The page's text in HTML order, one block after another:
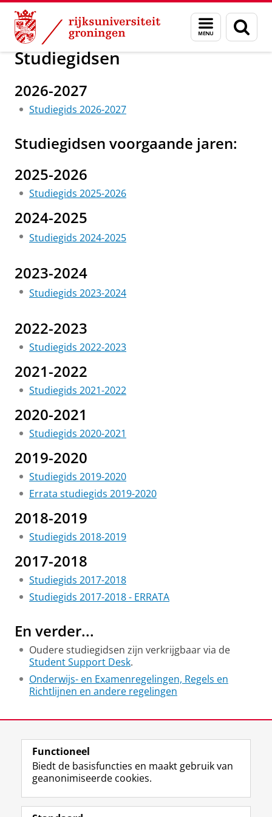
Skip
Content
Skip
Navigation
Menu
en
zoeken
Over ons Onderwijs
Studiegidsen
2026-2027
Studiegids 2026-2027
Studiegidsen voorgaande jaren:
2025-2026
Studiegids 2025-2026
2024-2025
Studiegids 2024-2025
2023-2024
Studiegids 2023-2024
2022-2023
Studiegids 2022-2023
2021-2022
Studiegids 2021-2022
2020-2021
Studiegids 2020-2021
2019-2020
Studiegids 2019-2020
Errata studiegids 2019-2020
2018-2019
Studiegids 2018-2019
2017-2018
Studiegids 2017-2018
Studiegids 2017-2018 - ERRATA
En verder...
Oudere studiegidsen zijn verkrijgbaar via de
Student Support Desk.
Onderwijs- en Examenregelingen, Regels en
Richtlijnen en andere regelingen
View this page in:English
Volg de RUG
F
a
L
i
R
S
I
n
Y
o
Functioneel
Biedt de basisfuncties en maakt gebruik van
geanonimiseerde cookies.